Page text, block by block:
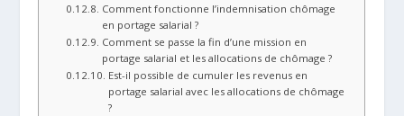
Comment fonctionne l’indemnisation chômage
en portage salarial ?
Comment se passe la fin d’une mission en
portage salarial et les allocations de chômage ?
Est-il possible de cumuler les revenus en
portage salarial avec les allocations de chômage
?